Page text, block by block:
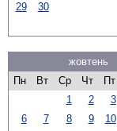
29
30
жовтень
Пн
Вт Ср Чт Пт
1
2 3
6
7 8 9 10